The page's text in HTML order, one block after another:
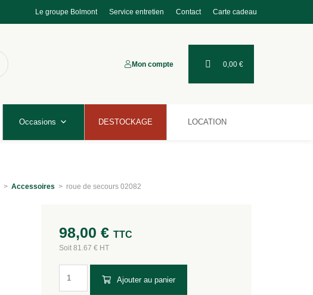
Le groupe Bolmont Service entretien Contact Carte cadeau
Mon compte 0,00 €
Occasions DESTOCKAGE LOCATION
> Accessoires > roue de secours 02082
98,00€ TTC
Soit 81.67 € HT
Ajouter au panier